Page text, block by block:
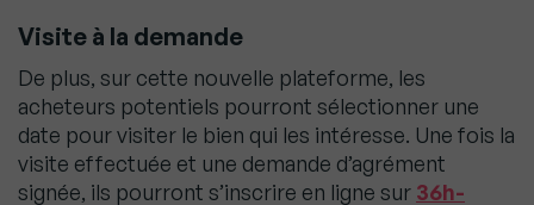
Visite à la demande
De plus, sur cette nouvelle plateforme, les
acheteurs potentiels pourront sélectionner une
date pour visiter le bien qui les intéresse. Une fois la
visite effectuée et une demande d’agrément
signée, ils pourront s’inscrire en ligne sur 36h-